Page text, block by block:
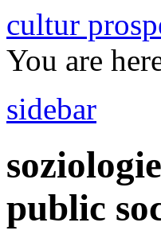
cultur
You are
sidebar
public